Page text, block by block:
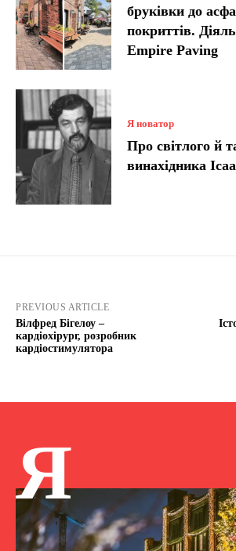
бруківки до
покриттів.
Empire Paving
Я новатор
Про світлого й
винахідника
PREVIOUS ARTICLE
Вілфред Бігелоу –
кардіохірург, розробник
кардіостимулятора
Я